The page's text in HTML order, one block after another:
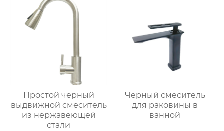
Простой черный
выдвижной смеситель
из нержавеющей
стали
Черный смеситель
для раковины в
ванной